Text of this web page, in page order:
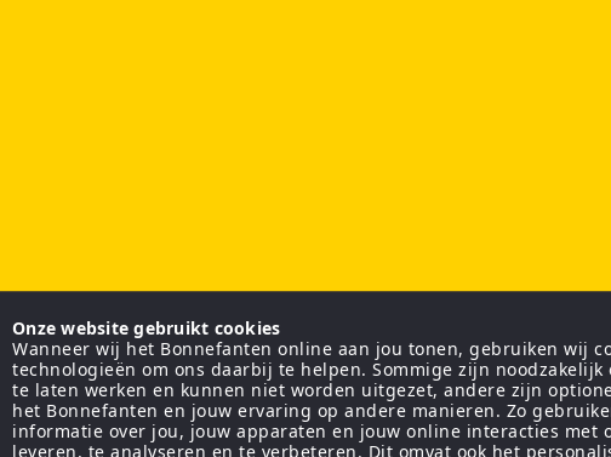
Onze website gebruikt cookies
Wanneer wij het Bonnefanten online aan jou tonen, gebruiken wij
technologieën om ons daarbij te helpen. Sommige zijn noodzakelijk
te laten werken en kunnen niet worden uitgezet, andere zijn
het Bonnefanten en jouw ervaring op andere manieren. Zo
informatie over jou, jouw apparaten en jouw online interacties met
leveren, te analyseren en te verbeteren. Dit omvat ook het